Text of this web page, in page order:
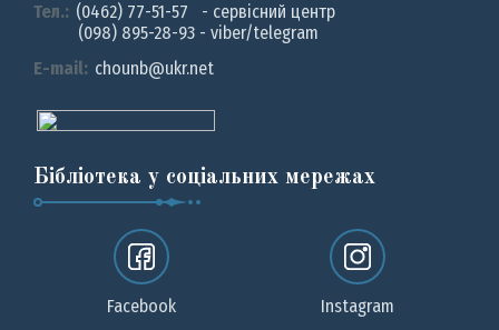
Тел.: (0462) 77-51-57 - сервісний центр
(098) 895-28-93 - viber/telegram
E-mail: chounb@ukr.net
Бібліотека у соціальних мережах
Facebook Instagram